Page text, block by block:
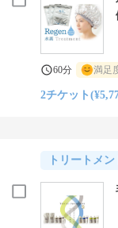
60分 満足
2チケット
トリートメン